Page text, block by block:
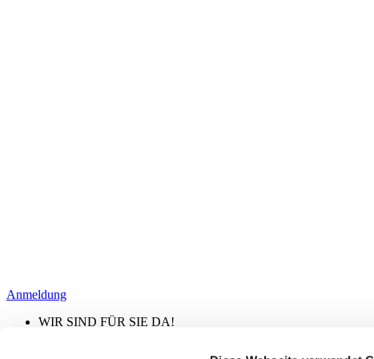
Anmeldung
WIR SIND FÜR SIE DA!